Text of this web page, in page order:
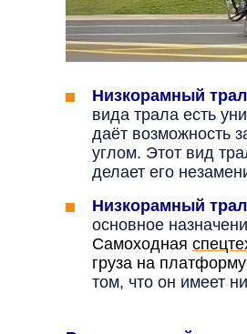
Низкорамный
вида трала есть
даёт возможность
углом. Этот вид
делает его
Низкорамный
основное
Самоходная
груза на
том, что он имеет